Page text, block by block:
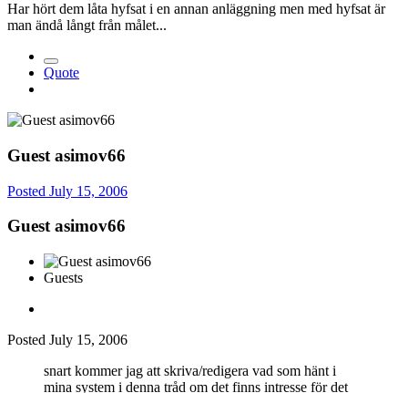
Har hört dem låta hyfsat i en annan anläggning men med hyfsat är
man ändå långt från målet...
Quote
Guest asimov66
Posted July 15, 2006
Guest asimov66
Guests
Posted July 15, 2006
snart kommer jag att skriva/redigera vad som hänt i
mina system i denna tråd om det finns intresse för det